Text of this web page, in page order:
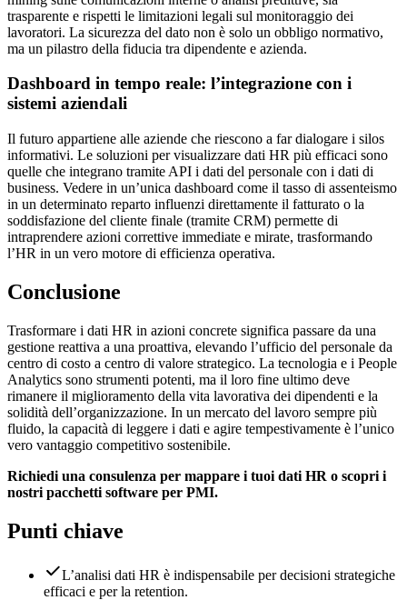
trasparente e rispetti le limitazioni legali sul monitoraggio dei
lavoratori. La sicurezza del dato non è solo un obbligo normativo,
ma un pilastro della fiducia tra dipendente e azienda.
Dashboard in tempo reale: l’integrazione con i
sistemi aziendali
Il futuro appartiene alle aziende che riescono a far dialogare i silos
informativi. Le soluzioni per visualizzare dati HR più efficaci sono
quelle che integrano tramite API i dati del personale con i dati di
business. Vedere in un’unica dashboard come il tasso di assenteismo
in un determinato reparto influenzi direttamente il fatturato o la
soddisfazione del cliente finale (tramite CRM) permette di
intraprendere azioni correttive immediate e mirate, trasformando
l’HR in un vero motore di efficienza operativa.
Conclusione
Trasformare i dati HR in azioni concrete significa passare da una
gestione reattiva a una proattiva, elevando l’ufficio del personale da
centro di costo a centro di valore strategico. La tecnologia e i People
Analytics sono strumenti potenti, ma il loro fine ultimo deve
rimanere il miglioramento della vita lavorativa dei dipendenti e la
solidità dell’organizzazione. In un mercato del lavoro sempre più
fluido, la capacità di leggere i dati e agire tempestivamente è l’unico
vero vantaggio competitivo sostenibile.
Richiedi una consulenza per mappare i tuoi dati HR o scopri i
nostri pacchetti software per PMI.
Punti chiave
L’analisi dati HR è indispensabile per decisioni strategiche
efficaci e per la retention.